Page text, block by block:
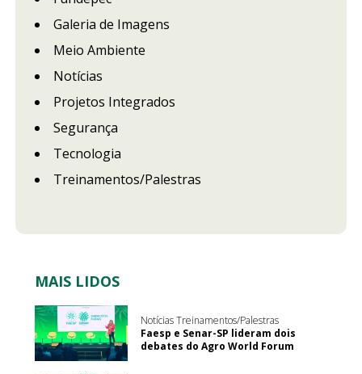
Galeria de Imagens
Meio Ambiente
Notícias
Projetos Integrados
Segurança
Tecnologia
Treinamentos/Palestras
MAIS LIDOS
Notícias Treinamentos/Palestras
Faesp e Senar-SP lideram dois
debates do Agro World Forum